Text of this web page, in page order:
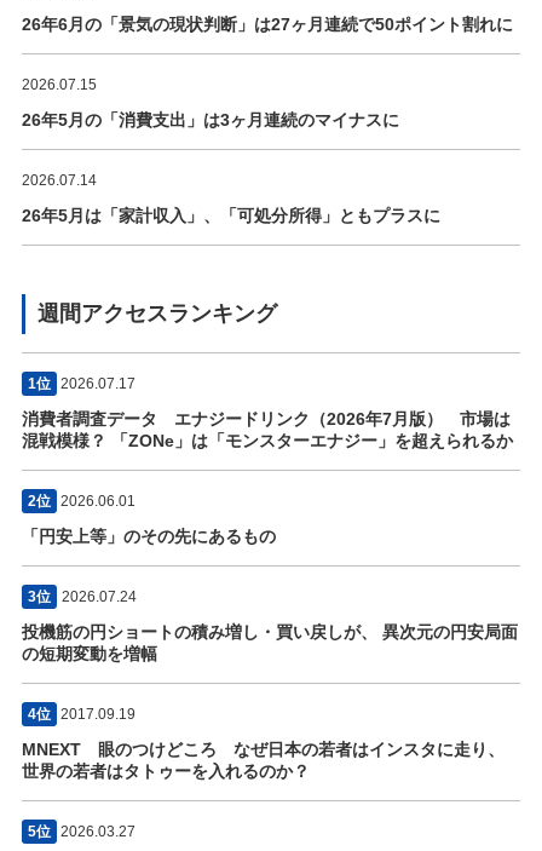
26年6月の「景気の現状判断」は27ヶ月連続で50ポイント割れに
2026.07.15
26年5月の「消費支出」は3ヶ月連続のマイナスに
2026.07.14
26年5月は「家計収入」、「可処分所得」ともプラスに
週間アクセスランキング
1位 2026.07.17
消費者調査データ エナジードリンク（2026年7月版） 市場は
混戦模様？ 「ZONe」は「モンスターエナジー」を超えられるか
2位 2026.06.01
「円安上等」のその先にあるもの
3位 2026.07.24
投機筋の円ショートの積み増し・買い戻しが、 異次元の円安局面
の短期変動を増幅
4位 2017.09.19
MNEXT 眼のつけどころ なぜ日本の若者はインスタに走り、
世界の若者はタトゥーを入れるのか？
5位 2026.03.27